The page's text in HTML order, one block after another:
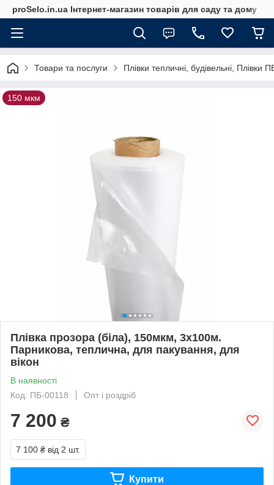
proSelo.in.ua Інтернет-магазин товарів для саду та дому
Товари та послуги Плівки тепличні, будівельні,
150 мкм
Плівка прозора (біла), 150мкм, 3х100м.
Парникова, теплична, для пакування, для
вікон
В наявності
Код: ПБ-00118
Опт і роздріб
7 200 ₴
7 100 ₴ від 2 шт.
Купити